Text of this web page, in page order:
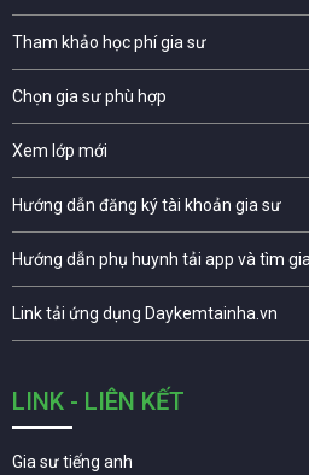
Tham khảo học phí gia sư
Chọn gia sư phù hợp
Xem lớp mới
Hướng dẫn đăng ký tài khoản gia sư
Hướng dẫn phụ huynh tải app và tìm
Link tải ứng dụng Daykemtainha.vn
LINK - LIÊN KẾT
Gia sư tiếng anh